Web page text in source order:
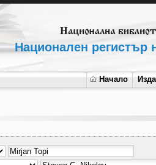
Национален регистър
Начало